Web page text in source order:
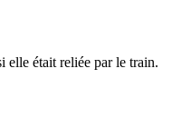
elle était reliée par le train.